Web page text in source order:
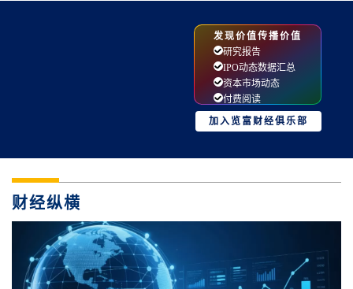
发现价值传播价值
研究报告
IPO动态数据汇总
资本市场动态
付费阅读
加入览富财经俱乐部
财经纵横